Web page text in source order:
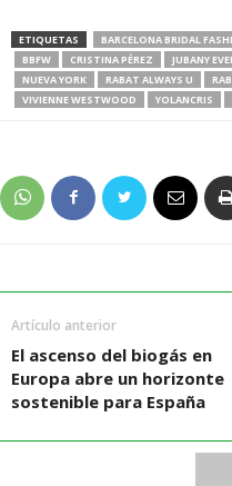
ETIQUETAS BARCELONA BRIDAL
BBFW
CRISTINA PÉREZ JUBANY
NUEVA YORK
RABAT ALWAYS U
VIVIENNE WESTWOOD
YOLANCRIS
Artículo anterior
El ascenso del biogás en
Europa abre un horizonte
sostenible para España